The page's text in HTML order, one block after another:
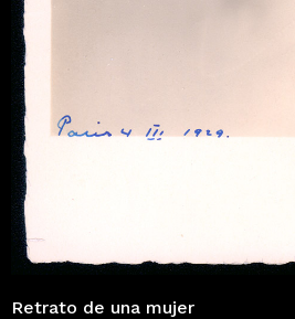
Retrato de una mujer